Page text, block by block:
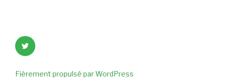
Élément
de
Fièrement propulsé par WordPress